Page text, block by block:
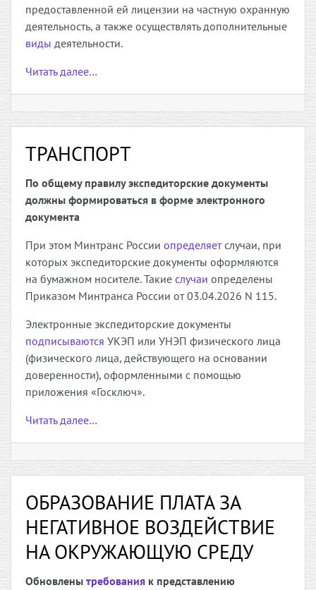
предоставленной ей лицензии на частную охранную
деятельность, а также осуществлять дополнительные
виды деятельности.
Читать далее…
ТРАНСПОРТ
По общему правилу экспедиторские документы
должны формироваться в форме электронного
документа
При этом Минтранс России определяетслучаи, при
которых экспедиторские документы оформляются
на бумажном носителе. Такие случаи определены
Приказом Минтранса России от 03.04.2026 N 115.
Электронные экспедиторские документы
подписываются УКЭП или УНЭП физического лица
(физического лица, действующего на основании
доверенности), оформленными с помощью
приложения «Госключ».
Читать далее…
ОБРАЗОВАНИЕ ПЛАТА ЗА
НЕГАТИВНОЕ ВОЗДЕЙСТВИЕ
НА ОКРУЖАЮЩУЮ СРЕДУ
Обновлены требования к представлению